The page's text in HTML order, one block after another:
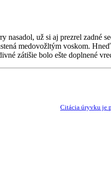
nasadol, už si aj prezrel
medovožltým voskom.
zátišie bolo ešte doplnené
Citácia úryvku je